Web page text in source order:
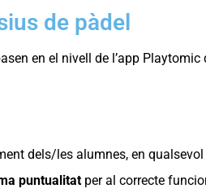
de pàdel
en el nivell de l’app
dels/les alumnes, en
puntualitat per al correcte